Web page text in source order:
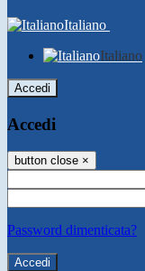
Italiano
Italiano
Accedi
Accedi
button close ×
Password dimenticata?